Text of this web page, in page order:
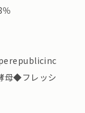
母◆フレッシ